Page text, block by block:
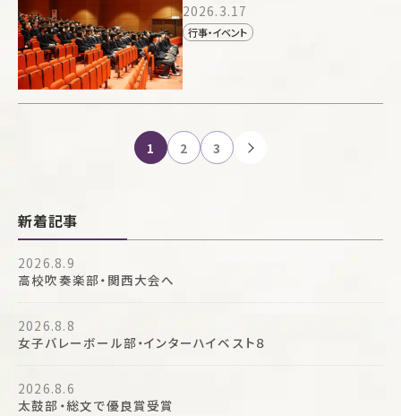
2026.3.17
行事・イベント
ビ
ゲ
ー
シ
ョ
ン
1 2 3
新着記事
2026.8.9
高校吹奏楽部・関西大会へ
2026.8.8
女子バレーボール部・インターハイベスト８
2026.8.6
太鼓部・総文で優良賞受賞